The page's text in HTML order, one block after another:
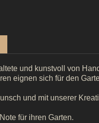
und kunstvoll von
eignen sich für den
und mit unserer
für ihren Garten.